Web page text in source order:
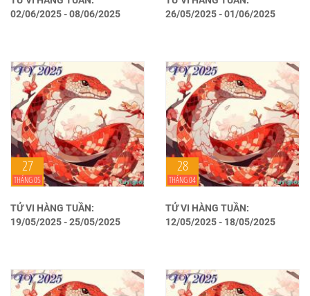
02/06/2025 - 08/06/2025
26/05/2025 - 01/06/2025
27
THÁNG 05
TỬ VI HÀNG TUẦN:
19/05/2025 - 25/05/2025
28
THÁNG 04
TỬ VI HÀNG TUẦN:
12/05/2025 - 18/05/2025